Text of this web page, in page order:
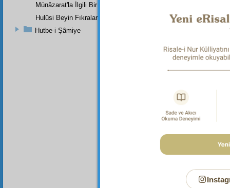
Dipnot-2
Her
Her
Münâzarat'la İlgili Bir Mektup
Hulûsi Beyin Fıkraları
Hutbe-i Şâmiye